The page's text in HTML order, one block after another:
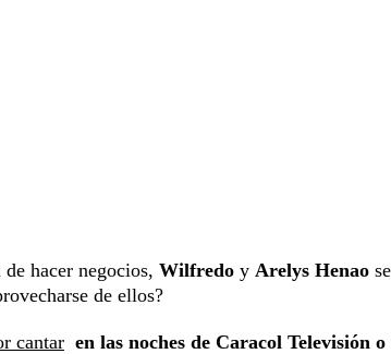
hacer negocios, Wilfredo y Arelys Henao
de ellos?
cantar en las noches de Caracol Televisión o